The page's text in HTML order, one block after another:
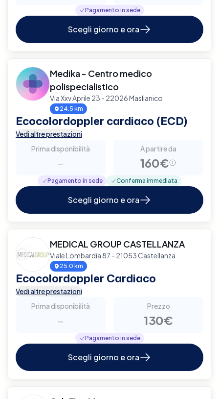
Pagamento in sede
Scegli giorno e ora
Medika - Centro medico
polispecialistico
Via Xxv Aprile 23 - 22026 Maslianico
24.5 km
Ecocolordoppler cardiaco (ECD)
Vedi altre prestazioni
Prima disponibilità
-
A partire da
160€
Pagamento in sede Conferma immediata
Scegli giorno e ora
MEDICAL GROUP CASTELLANZA
Viale Lombardia 87 - 21053 Castellanza
25.0 km
Ecocolordoppler Cardiaco
Vedi altre prestazioni
Prima disponibilità
-
Prezzo
130€
Pagamento in sede
Scegli giorno e ora